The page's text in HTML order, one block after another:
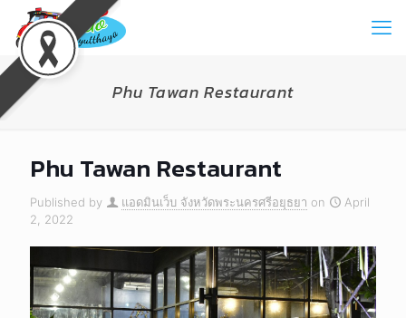
Phu Tawan Restaurant
Phu Tawan Restaurant
Published by แอดมินเว็บ จังหวัดพระนครศรีอยุธยา on
April
2, 2022